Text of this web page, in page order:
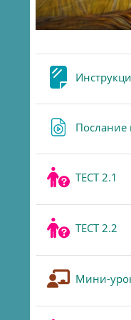
Послание
ТЕСТ 2.1
ТЕСТ 2.2
Мини-